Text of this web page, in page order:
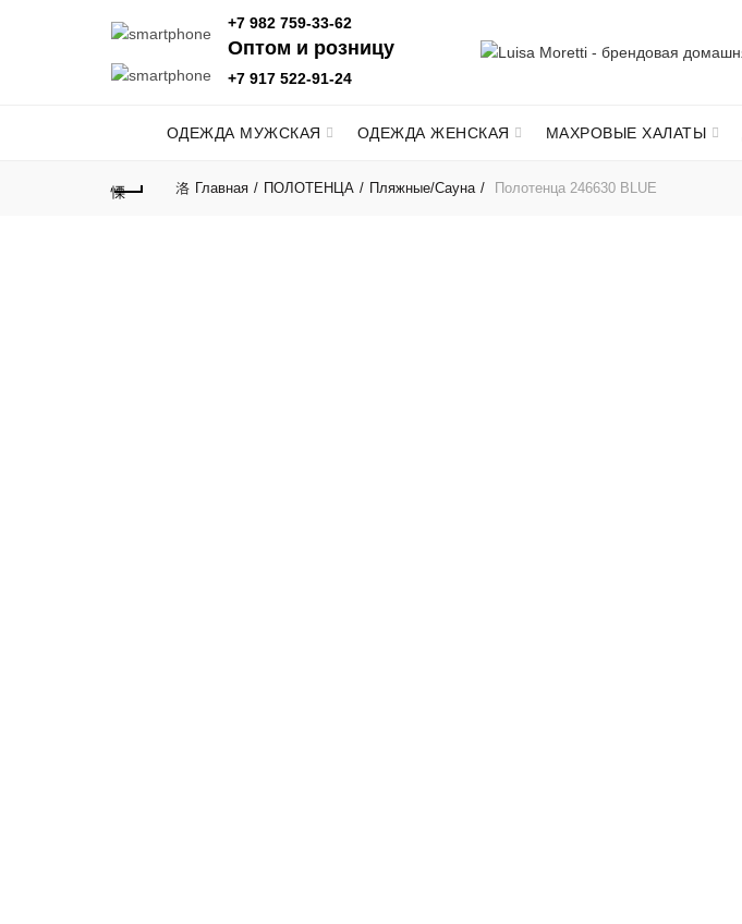
+7 982 759-33-62
Оптом и розницу
+7 917 522-91-24
ОДЕЖДА МУЖСКАЯ ОДЕЖДА ЖЕНСКАЯ МАХРОВЫЕ ХАЛАТЫ
Главная ПОЛОТЕНЦА Пляжные/Сауна Полотенца 246630 BLUE